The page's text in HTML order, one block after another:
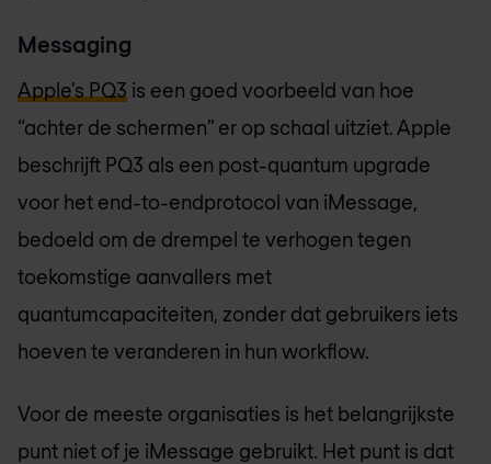
Messaging
Apple’s PQ3 is een goed voorbeeld van hoe
“achter de schermen” er op schaal uitziet. Apple
beschrijft PQ3 als een post-quantum upgrade
voor het end-to-endprotocol van iMessage,
bedoeld om de drempel te verhogen tegen
toekomstige aanvallers met
quantumcapaciteiten, zonder dat gebruikers iets
hoeven te veranderen in hun workflow.
Voor de meeste organisaties is het belangrijkste
punt niet of je iMessage gebruikt. Het punt is dat